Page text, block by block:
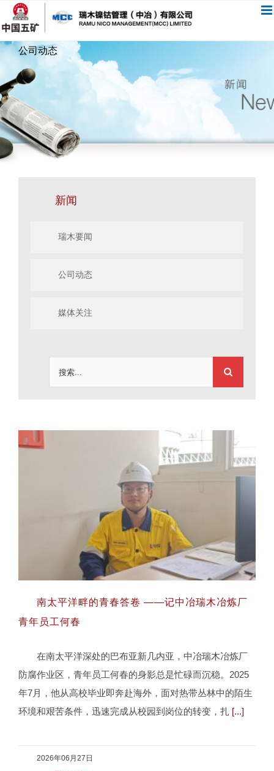
过
内
公司动态
南太平洋畔的青春答卷 ——记中冶瑞木冶
炼厂青年员工何春
南太平洋畔的青春答卷 ——记中冶瑞木冶炼厂
青年员工何春
在南太平洋深处的巴布亚新几内亚，中冶瑞木冶炼厂
防腐作业区，青年员工何春的身影总是忙碌而沉稳。2025
年7月，他从高校毕业即奔赴海外，面对热带丛林中的陌生
环境和艰苦条件，迅速完成从校园到岗位的转变，扎 [...]
2026年06月27日
新闻
瑞木要闻
公司动态
媒体关注